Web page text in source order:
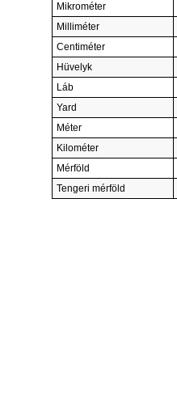
Mikrométer
Milliméter
Centiméter
Hüvelyk
Láb
Yard
Méter
Kilométer
Mérföld
Tengeri mérföld